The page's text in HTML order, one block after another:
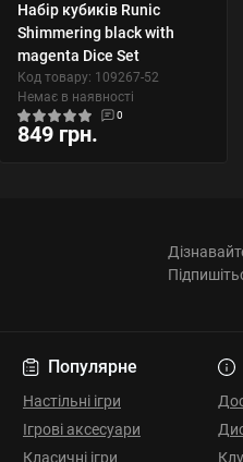
Набір кубиків Runic
Shimmering black with
magenta Dice Set
Код товару: 109267-52
Немає в наявності
0
849 грн.
Популярне
Настільні ігри
Ігрові аксесуари
Класичні ігри